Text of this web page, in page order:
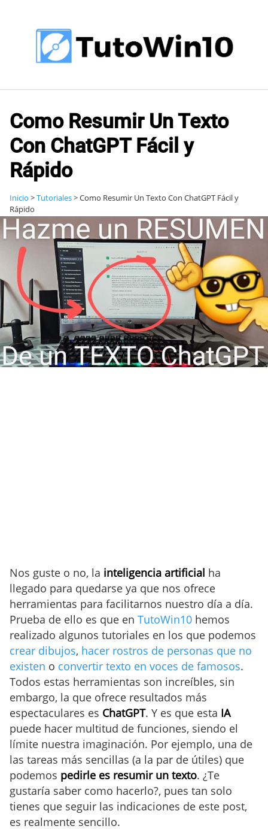
contenido
Como Resumir Un Texto
Con ChatGPT Fácil y
Rápido
Inicio >Tutoriales>Como Resumir Un Texto Con ChatGPT Fácil y
Rápido
Nos guste o no, la inteligencia artificial ha
llegado para quedarse ya que nos ofrece
herramientas para facilitarnos nuestro día a día.
Prueba de ello es que en TutoWin10 hemos
realizado algunos tutoriales en los que podemos
crear dibujos, hacer rostros de personas que no
existen o convertir texto en voces de famosos.
Todos estas herramientas son increíbles, sin
embargo, la que ofrece resultados más
espectaculares es ChatGPT. Y es que esta IA
puede hacer multitud de funciones, siendo el
límite nuestra imaginación. Por ejemplo, una de
las tareas más sencillas (a la par de útiles) que
podemos pedirle es resumir un texto. ¿Te
gustaría saber como hacerlo?, pues tan solo
tienes que seguir las indicaciones de este post,
es realmente sencillo.